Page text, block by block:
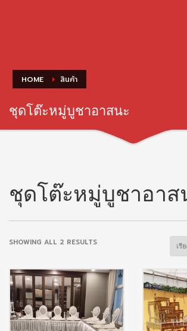
HOME สินค้า
ชุดโต๊ะหมู่บูชาอาสนะ
ชุดโต๊ะหมู่บูชาอาส
SHOWING ALL 2 RESULTSSORTED
POPULARITY